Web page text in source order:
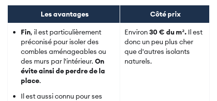
Les avantages Côté prix
Fin, il est particulièrement
préconisé pour isoler des
combles aménageables ou
des murs par l'intérieur. On
évite ainsi de perdre de la
place.
Il est aussi connu pour ses
Environ30 € du m². Il est
donc un peu plus cher
que d'autres isolants
naturels.